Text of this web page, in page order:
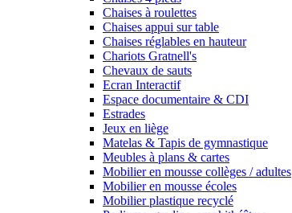
Chaises à roulettes
Chaises appui sur table
Chaises réglables en hauteur
Chariots Gratnell's
Chevaux de sauts
Ecran Interactif
Espace documentaire & CDI
Estrades
Jeux en liège
Matelas & Tapis de gymnastique
Meubles à plans & cartes
Mobilier en mousse collèges / adultes
Mobilier en mousse écoles
Mobilier plastique recyclé